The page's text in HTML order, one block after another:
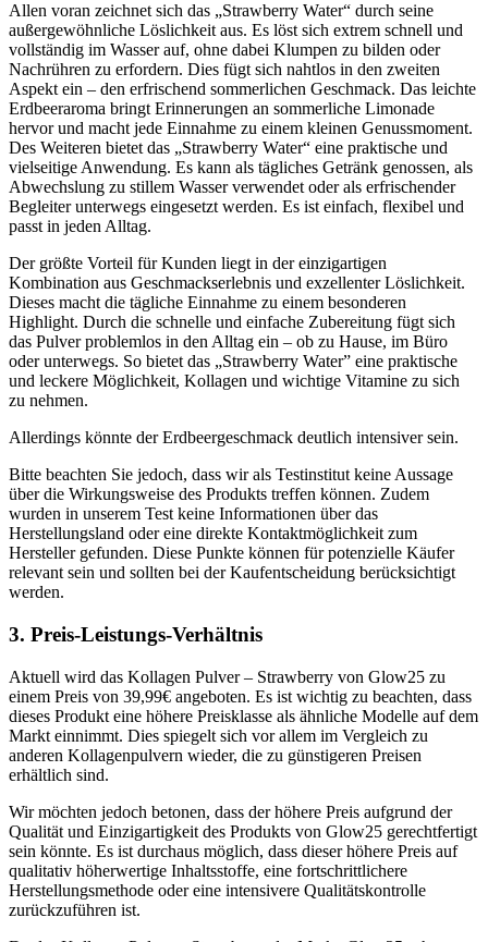
Allen voran zeichnet sich das „Strawberry Water“ durch seine
außergewöhnliche Löslichkeit aus. Es löst sich extrem schnell und
vollständig im Wasser auf, ohne dabei Klumpen zu bilden oder
Nachrühren zu erfordern. Dies fügt sich nahtlos in den zweiten
Aspekt ein – den erfrischend sommerlichen Geschmack. Das leichte
Erdbeeraroma bringt Erinnerungen an sommerliche Limonade
hervor und macht jede Einnahme zu einem kleinen Genussmoment.
Des Weiteren bietet das „Strawberry Water“ eine praktische und
vielseitige Anwendung. Es kann als tägliches Getränk genossen, als
Abwechslung zu stillem Wasser verwendet oder als erfrischender
Begleiter unterwegs eingesetzt werden. Es ist einfach, flexibel und
passt in jeden Alltag.
Der größte Vorteil für Kunden liegt in der einzigartigen
Kombination aus Geschmackserlebnis und exzellenter Löslichkeit.
Dieses macht die tägliche Einnahme zu einem besonderen
Highlight. Durch die schnelle und einfache Zubereitung fügt sich
das Pulver problemlos in den Alltag ein – ob zu Hause, im Büro
oder unterwegs. So bietet das „Strawberry Water” eine praktische
und leckere Möglichkeit, Kollagen und wichtige Vitamine zu sich
zu nehmen.
Allerdings könnte der Erdbeergeschmack deutlich intensiver sein.
Bitte beachten Sie jedoch, dass wir als Testinstitut keine Aussage
über die Wirkungsweise des Produkts treffen können. Zudem
wurden in unserem Test keine Informationen über das
Herstellungsland oder eine direkte Kontaktmöglichkeit zum
Hersteller gefunden. Diese Punkte können für potenzielle Käufer
relevant sein und sollten bei der Kaufentscheidung berücksichtigt
werden.
3. Preis-Leistungs-Verhältnis
Aktuell wird das Kollagen Pulver – Strawberry von Glow25 zu
einem Preis von 39,99€ angeboten. Es ist wichtig zu beachten, dass
dieses Produkt eine höhere Preisklasse als ähnliche Modelle auf dem
Markt einnimmt. Dies spiegelt sich vor allem im Vergleich zu
anderen Kollagenpulvern wieder, die zu günstigeren Preisen
erhältlich sind.
Wir möchten jedoch betonen, dass der höhere Preis aufgrund der
Qualität und Einzigartigkeit des Produkts von Glow25 gerechtfertigt
sein könnte. Es ist durchaus möglich, dass dieser höhere Preis auf
qualitativ höherwertige Inhaltsstoffe, eine fortschrittlichere
Herstellungsmethode oder eine intensivere Qualitätskontrolle
zurückzuführen ist.